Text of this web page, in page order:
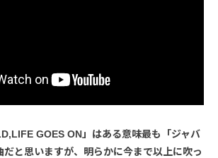
GOES ON」はある意味最も「ジャバ
だと思いますが、明らかに今まで以上に吹っ